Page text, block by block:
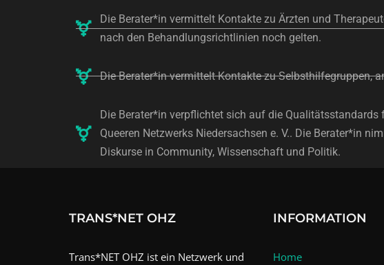
Die Berater*in vermittelt Kontakte zu Ärzten und
nach den Behandlungsrichtlinien noch gelten.
Die Berater*in vermittelt Kontakte zu Selbsthilfegruppen,
Die Berater*in verpflichtet sich auf die
Queeren Netzwerks Niedersachsen e. V.. Die Berater*in
Diskurse in Community, Wissenschaft und Politik.
TRANS*NET OHZ
Trans*NET OHZ ist ein Netzwerk und
INFORMATION
Home